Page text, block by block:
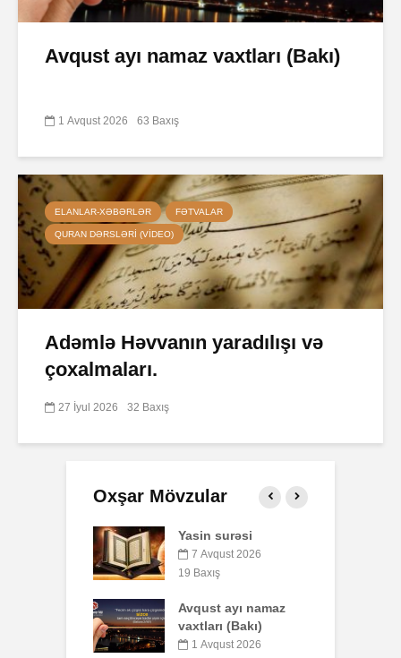
Avqust ayı namaz vaxtları (Bakı)
1 Avqust 2026 63 Baxış
ELANLAR-XƏBƏRLƏR FƏTVALAR
QURAN DƏRSLƏRI (VIDEO)
Adəmlə Həvvanın yaradılışı və
çoxalmaları.
27 İyul 2026 32 Baxış
Oxşar Mövzular
Qeyri-müsəlmanı
öldürən bir
müsəlmana qisas
edilərmi?
17 İyul 2026
33 Baxış